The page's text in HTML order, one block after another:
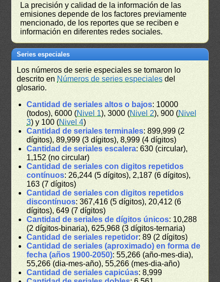
La precisión y calidad de la información de las
emisiones depende de los factores previamente
mencionado, de los reportes que se reciben e
información en diferentes redes sociales.
Series especiales
Los números de serie especiales se tomaron lo
descrito en Números de series especiales del
glosario.
Cantidad de seriales altos o bajos: 10000
(todos), 6000 (Nivel 1), 3000 (Nivel 2), 900 (Nivel
3) y 100 (Nivel 4)
Cantidad de seriales terminales: 899,999 (2
dígitos), 89,999 (3 dígitos), 8,999 (4 dígitos)
Cantidad de seriales escalera: 630 (circular),
1,152 (no circular)
Cantidad de seriales con digitos repetidos
contínuos: 26,244 (5 dígitos), 2,187 (6 dígitos),
163 (7 dígitos)
Cantidad de seriales con digitos repetidos
discontínuos: 367,416 (5 dígitos), 20,412 (6
dígitos), 649 (7 dígitos)
Cantidad de seriales de dígitos únicos: 10,288
(2 dígitos-binaria), 625,968 (3 dígitos-ternaria)
Cantidad de seriales repetidor: 89 (2 dígitos)
Cantidad de seriales (aproximado) en forma de
fecha (años 1900-2050): 55,266 (año-mes-dia),
55,266 (dia-mes-año), 55,266 (mes-dia-año)
Cantidad de seriales capicúas: 8,999